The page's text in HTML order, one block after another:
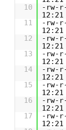
10
-rw-
11
-rw-
12
-rw-
12:21
13
-rw-
14
-rw-
15
-rw-
16
-rw-
17
-rw-